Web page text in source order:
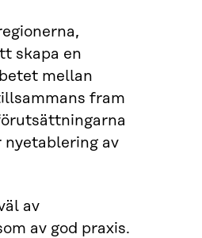
skapa en
mellan
fram
av
av
av god praxis.